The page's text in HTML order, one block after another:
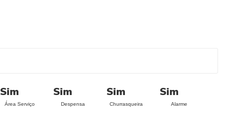
Sim
Área Serviço
Sim
Despensa
Sim
Churrasqueira
Sim
Alarme